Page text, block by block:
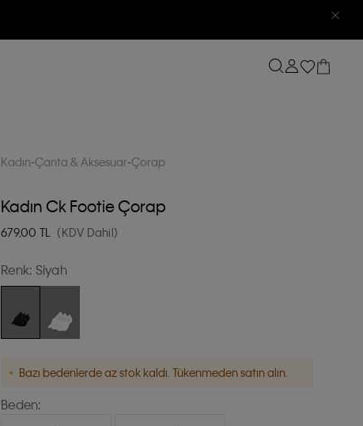
Kadın Çanta & Aksesuar Çorap
Kadın Ck Footie Çorap
679,00 TL (KDV Dahil)
Renk: Siyah
Bazı bedenlerde az stok kaldı. Tükenmeden satın alın.
Beden: